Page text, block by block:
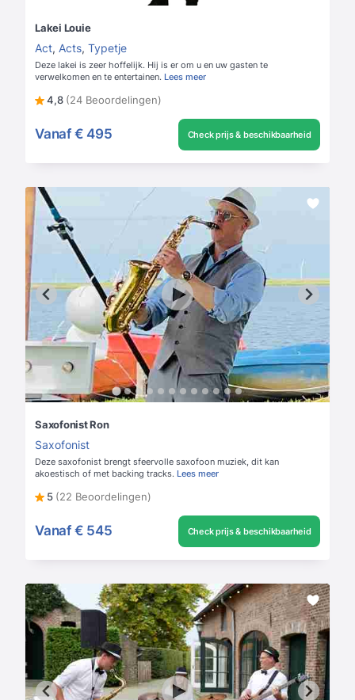
Lakei Louie
Act, Acts, Typetje
Deze lakei is zeer hoffelijk. Hij is er om u en uw gasten te
verwelkomen en te entertainen. Lees meer
4,8 (24 Beoordelingen)
Vanaf € 495 Check prijs & beschikbaarheid
Saxofonist Ron
Saxofonist
Deze saxofonist brengt sfeervolle saxofoon muziek, dit kan
akoestisch of met backing tracks. Lees meer
5 (22 Beoordelingen)
Vanaf € 545 Check prijs & beschikbaarheid